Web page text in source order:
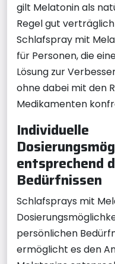
gilt Melatonin als
Regel gut
Schlafspray mit
für Personen, die
Lösung zur
ohne dabei mit den
Medikamenten
Individuelle
entsprechend
Bedürfnissen
Schlafsprays mit
persönlichen
ermöglicht es den